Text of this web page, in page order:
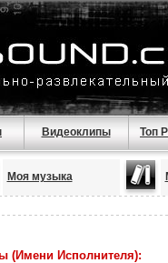
Видеоклипы Топ
Моя музыка
(Имени Исполнителя):